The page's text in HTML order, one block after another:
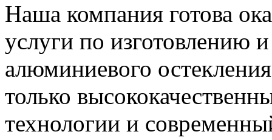
Наша компания готова
услуги по изготовлению
алюминиевого
только
технологии и